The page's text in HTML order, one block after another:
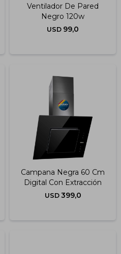
Ventilador De Pared
Negro 120w
USD 99,0
Campana Negra 60 Cm
Digital Con Extracción
USD 399,0